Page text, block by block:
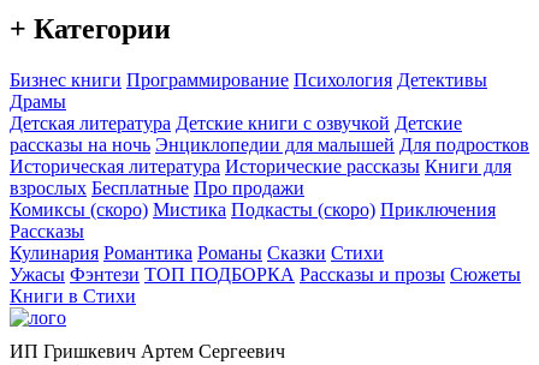
+ Категории
Бизнес книги Программирование Психология Детективы
Драмы
Детская литература Детские книги с озвучкой Детские
рассказы на ночь Энциклопедии для малышей Для подростков
Историческая литература Исторические рассказы Книги для
взрослых Бесплатные Про продажи
Комиксы (скоро) Мистика Подкасты (скоро) Приключения
Рассказы
Кулинария Романтика Романы Сказки Стихи
Ужасы Фэнтези ТОП ПОДБОРКА Рассказы и прозы Сюжеты
Книги в Стихи
ИП Гришкевич Артем Сергеевич